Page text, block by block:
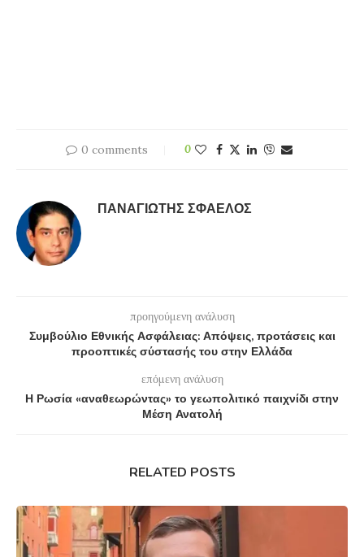
0 comments 0
ΠΑΝΑΓΙΏΤΗΣ ΣΦΑΈΛΟΣ
προηγούμενη ανάλυση
Συμβούλιο Εθνικής Ασφάλειας: Απόψεις, προτάσεις και
προοπτικές σύστασής του στην Ελλάδα
επόμενη ανάλυση
Η Ρωσία «αναθεωρώντας» το γεωπολιτικό παιχνίδι στην
Μέση Ανατολή
RELATED POSTS